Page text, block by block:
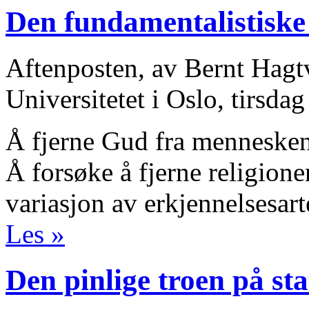
Den
Aftenposten, av Bernt
Universitetet i Oslo,
Å fjerne Gud fra
Å forsøke å fjerne
variasjon av
Les »
Den pinlige troen på